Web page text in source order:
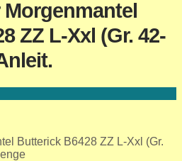
ZZ L-Xxl (Gr. 42-
Butterick B6428 ZZ L-Xxl (Gr.